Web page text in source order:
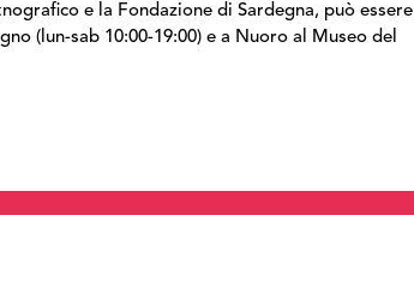
e la Fondazione di Sardegna, può essere
(lun-sab 10:00-19:00) e a Nuoro al Museo del